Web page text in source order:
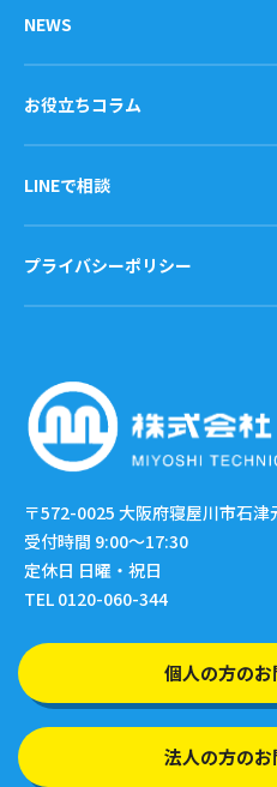
NEWS
お役立ちコラム
LINEで相談
プライバシーポリシー
〒572-0025 大阪府寝屋川市石津
受付時間 9:00〜17:30
定休日 日曜・祝日
TEL 0120-060-344
個人の方の
法人の方の